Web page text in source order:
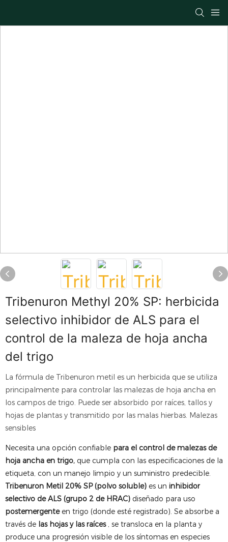
Tribenuron Methyl 20% SP: herbicida
selectivo inhibidor de ALS para el
control de la maleza de hoja ancha
del trigo
La fórmula de Tribenuron metil es un herbicida que se utiliza
principalmente para controlar las malezas de hoja ancha en
los campos de trigo. Puede ser absorbido por raíces, tallos y
hojas de plantas y transmitido por las malas hierbas. Malezas
sensibles
Necesita una opción confiable para el control de malezas de
hoja ancha en trigo, que cumpla con las especificaciones de la
etiqueta, con un manejo limpio y un suministro predecible.
Tribenuron Metil 20% SP (polvo soluble) es un inhibidor
selectivo de ALS (grupo 2 de HRAC) diseñado para uso
postemergenteen trigo (donde esté registrado). Se absorbe a
través de las hojas y las raíces, se transloca en la planta y
produce una progresión visible de los síntomas en especies